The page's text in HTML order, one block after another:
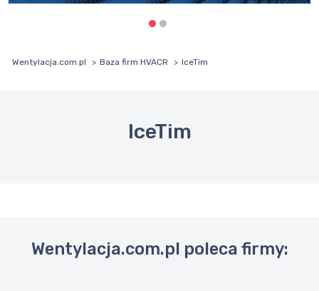
Wentylacja.com.pl Baza firm HVACR IceTim
IceTim
Wentylacja.com.pl poleca firmy: